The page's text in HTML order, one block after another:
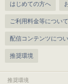
はじめての方へ
ご利用料金等について
配信コンテンツにつ
推奨環境
推奨環境